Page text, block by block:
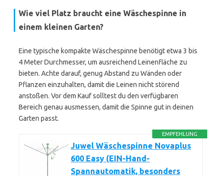
Wie viel Platz braucht eine Wäschespinne in
einem kleinen Garten?
Eine typische kompakte Wäschespinne benötigt etwa 3 bis
4 Meter Durchmesser, um ausreichend Leinenfläche zu
bieten. Achte darauf, genug Abstand zu Wänden oder
Pflanzen einzuhalten, damit die Leinen nicht störend
anstoßen. Vor dem Kauf solltest du den verfügbaren
Bereich genau ausmessen, damit die Spinne gut in deinen
Garten passt.
EMPFEHLUNG
Juwel Wäschespinne Novaplus
600 Easy (EIN-Hand-
Spannautomatik, besonders